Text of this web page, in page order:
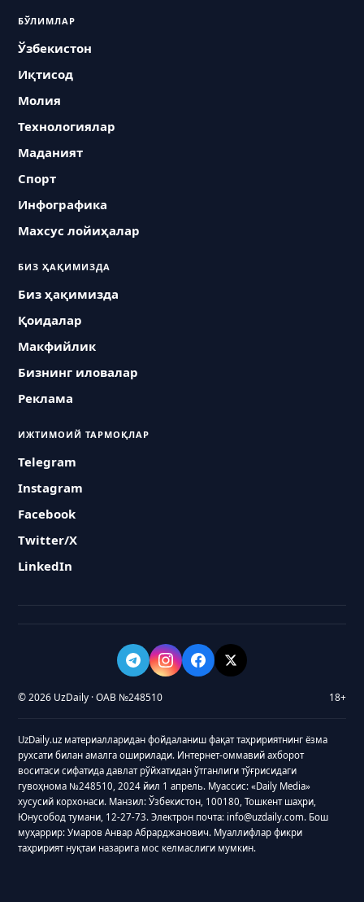
БЎЛИМЛАР
Ўзбекистон
Иқтисод
Молия
Технологиялар
Маданият
Спорт
Инфографика
Махсус лойиҳалар
БИЗ ҲАҚИМИЗДА
Биз ҳақимизда
Қоидалар
Макфийлик
Бизнинг иловалар
Реклама
ИЖТИМОИЙ ТАРМОҚЛАР
Telegram
Instagram
Facebook
Twitter/X
LinkedIn
© 2026 UzDaily · ОАВ №248510 18+
UzDaily.uz материалларидан фойдаланиш фақат таҳририятнинг ёзма
рухсати билан амалга оширилади. Интернет-оммавий ахборот
воситаси сифатида давлат рўйхатидан ўтганлиги тўғрисидаги
гувоҳнома №248510, 2024 йил 1 апрель. Муассис: «Daily Media»
хусусий корхонаси. Манзил: Ўзбекистон, 100180, Тошкент шаҳри,
Юнусобод тумани, 12-27-73. Электрон почта: info@uzdaily.com. Бош
муҳаррир: Умаров Анвар Абрарджанович. Муаллифлар фикри
таҳририят нуқтаи назарига мос келмаслиги мумкин.